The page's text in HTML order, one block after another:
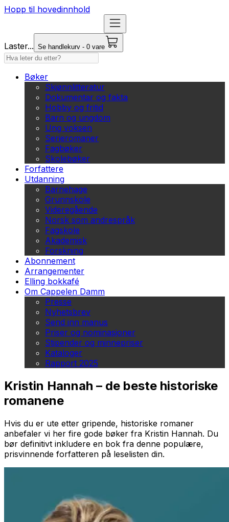
Hopp til hovedinnhold
Laster... Se handlekurv - 0 vare
Bøker
Skjønnlitteratur
Dokumentar og fakta
Hobby og fritid
Barn og ungdom
Ung voksen
Serieromaner
Fagbøker
Skolebøker
Forfattere
Utdanning
Barnehage
Grunnskole
Videregående
Norsk som andrespråk
Fagskole
Akademisk
Forskning
Abonnement
Arrangementer
Elling bokkafé
Om Cappelen Damm
Presse
Nyhetsbrev
Send inn manus
Priser og nominasjoner
Stipender og minnepriser
Kataloger
Rapport 2025
Kristin Hannah – de beste historiske
romanene
Hvis du er ute etter gripende, historiske romaner
anbefaler vi her fire gode bøker fra Kristin Hannah. Du
bør definitivt inkludere en bok fra denne populære,
prisvinnende forfatteren på leselisten din.